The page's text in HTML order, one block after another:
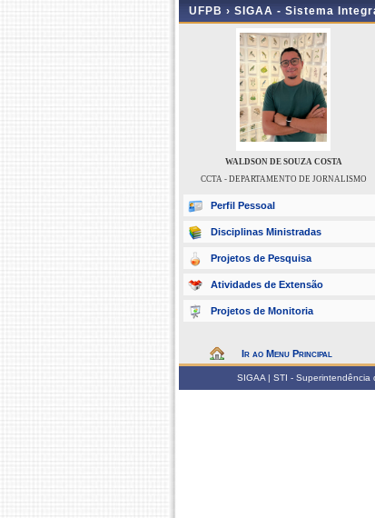
UFPB › SIGAA - Sistema
WALDSON DE SOUZA COSTA
CCTA - DEPARTAMENTO DE JORNALISMO
Perfil Pessoal
Disciplinas Ministradas
Projetos de Pesquisa
Atividades de Extensão
Projetos de Monitoria
Ir ao Menu Principal
SIGAA | STI -